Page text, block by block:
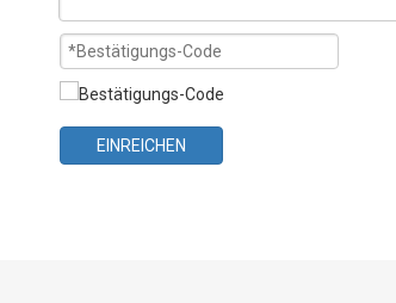
EINREICHEN